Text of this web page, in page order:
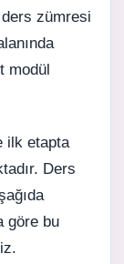
zümresi
modül
ilk etapta
Ders
göre bu